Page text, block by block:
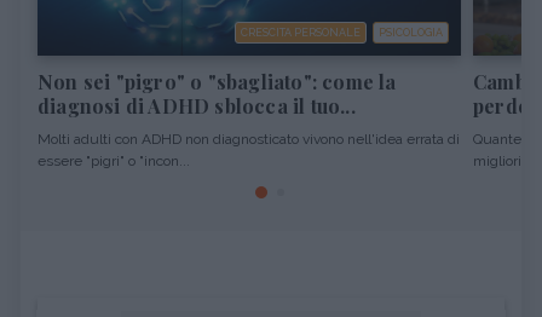
CRESCITA PERSONALE PSICOLOGIA
Non sei "pigro" o "sbagliato": come la
diagnosi di ADHD sblocca il tuo...
Molti adulti con ADHD non diagnosticato vivono nell'idea errata di
essere "pigri" o "incon...
Quante
migliori